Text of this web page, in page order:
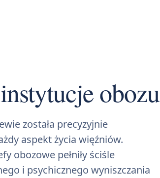
obozu
została precyzyjnie
aspekt życia więźniów.
obozowe pełniły ściśle
i psychicznego wyniszczania